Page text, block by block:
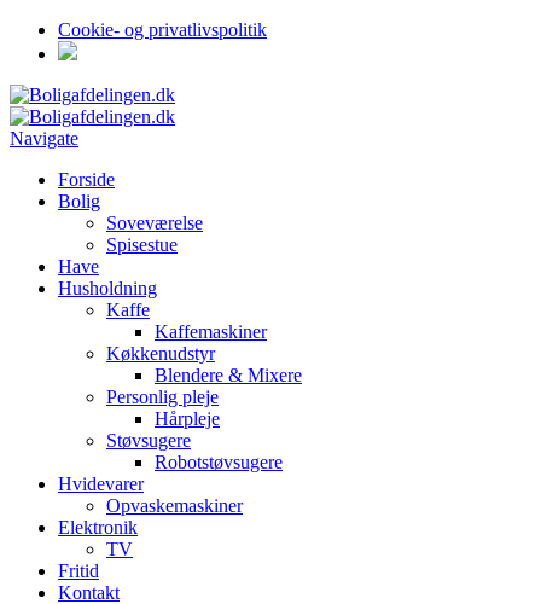
Cookie- og privatlivspolitik
Navigate
Forside
Bolig
Soveværelse
Spisestue
Have
Husholdning
Kaffe
Kaffemaskiner
Køkkenudstyr
Blendere & Mixere
Personlig pleje
Hårpleje
Støvsugere
Robotstøvsugere
Hvidevarer
Opvaskemaskiner
Elektronik
TV
Fritid
Kontakt